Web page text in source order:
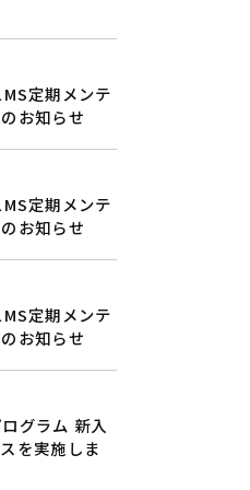
定期メンテ
お知らせ
定期メンテ
お知らせ
定期メンテ
お知らせ
グラム 新入
を実施しま